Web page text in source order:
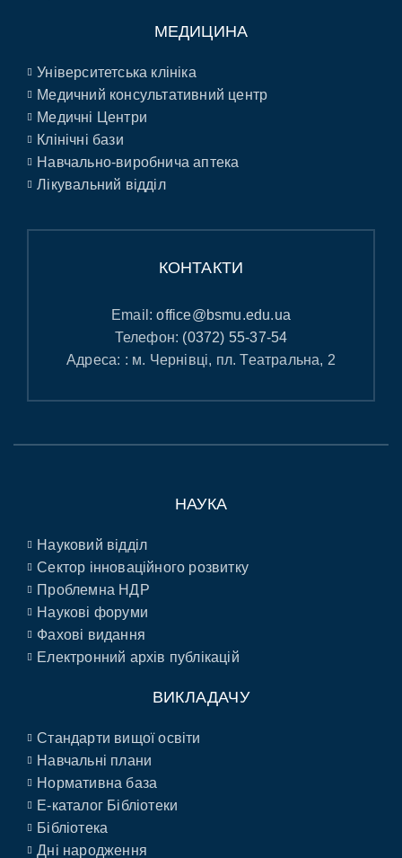
МЕДИЦИНА
Університетська клініка
Медичний консультативний центр
Медичні Центри
Клінічні бази
Навчально-виробнича аптека
Лікувальний відділ
КОНТАКТИ
Email:office@bsmu.edu.ua
Телефон: (0372) 55-37-54
Адреса: : м. Чернівці, пл. Театральна, 2
НАУКА
Науковий відділ
Сектор інноваційного розвитку
Проблемна НДР
Наукові форуми
Фахові видання
Електронний архів публікацій
ВИКЛАДАЧУ
Стандарти вищої освіти
Навчальні плани
Нормативна база
E-каталог Бібліотеки
Бібліотека
Дні народження